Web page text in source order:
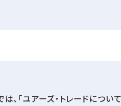
、「ユアーズ・トレードについ